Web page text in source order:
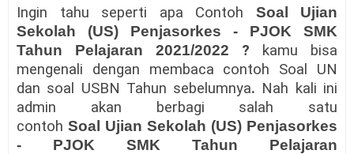
Ingin tahu seperti apa Contoh Soal Ujian
Sekolah (US) Penjasorkes - PJOK SMK
Tahun Pelajaran 2021/2022 ? kamu bisa
mengenali dengan membaca contoh Soal UN
dan soal USBN Tahun sebelumnya. Nah kali ini
admin akan berbagi salah satu
contoh Soal Ujian Sekolah (US) Penjasorkes
- PJOK SMK Tahun Pelajaran